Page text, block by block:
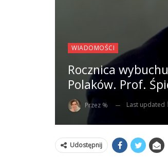
WIADOMOŚCI
Rocznica
Polaków. Prof.
Przez % Last updated
Udostępnij